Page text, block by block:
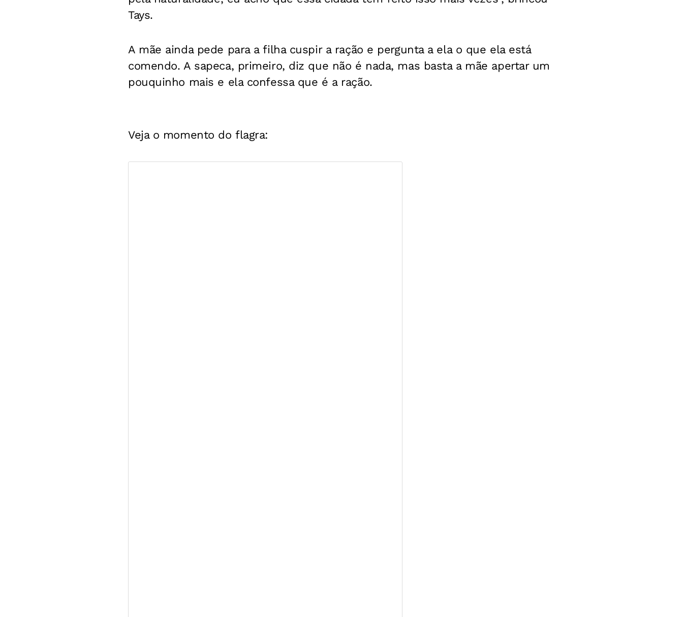
Tays.
A mãe ainda pede para a filha cuspir a ração e pergunta a ela o que ela está
comendo. A sapeca, primeiro, diz que não é nada, mas basta a mãe apertar um
pouquinho mais e ela confessa que é a ração.
Veja o momento do flagra: